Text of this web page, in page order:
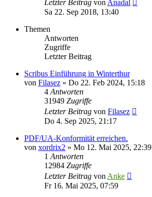
Letzter Beitrag von Anadal
Sa 22. Sep 2018, 13:40
Themen
Antworten
Zugriffe
Letzter Beitrag
Scribus Einführung in Winterthur
von Filasez » Do 22. Feb 2024, 15:18
4 Antworten
31949 Zugriffe
Letzter Beitrag von Filasez
Do 4. Sep 2025, 21:17
PDF/UA-Konformität erreichen.
von xordrix2 » Mo 12. Mai 2025, 22:39
1 Antworten
12984 Zugriffe
Letzter Beitrag von Anke
Fr 16. Mai 2025, 07:59